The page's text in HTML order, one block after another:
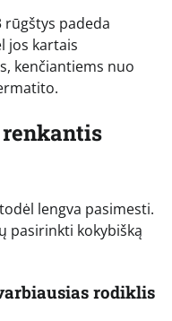
rūgštys padeda
jos kartais
kenčiantiems nuo
lengva pasimesti.
pasirinkti kokybišką
rodiklis